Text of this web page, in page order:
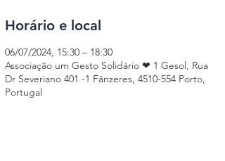
Horário e local
06/07/2024, 15:30 – 18:30
Associação um Gesto Solidário ❤ 1 Gesol, Rua
Dr Severiano 401 -1 Fânzeres, 4510-554 Porto,
Portugal